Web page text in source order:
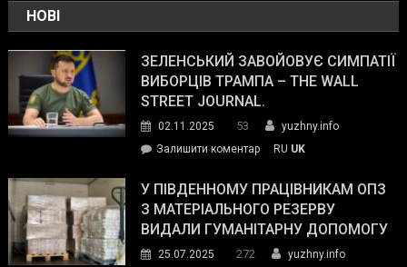
НОВІ
ЗЕЛЕНСЬКИЙ ЗАВОЙОВУЄ СИМПАТІЇ
ВИБОРЦІВ ТРАМПА – THE WALL
STREET JOURNAL.
02.11.2025 53
yuzhny.info
Залишити коментарon
завойовує
симпатії
виборців
RU UK
У ПІВДЕННОМУ ПРАЦІВНИКАМ ОПЗ
З МАТЕРІАЛЬНОГО РЕЗЕРВУ
ВИДАЛИ ГУМАНІТАРНУ ДОПОМОГУ
25.07.2025 272
yuzhny.info